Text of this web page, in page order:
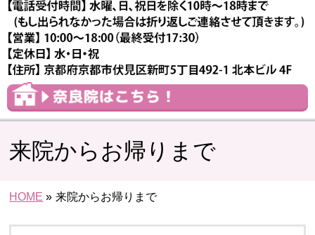
来院からお帰りまで
HOME » 来院からお帰りまで